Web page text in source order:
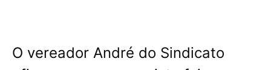
O vereador André do Sindicato